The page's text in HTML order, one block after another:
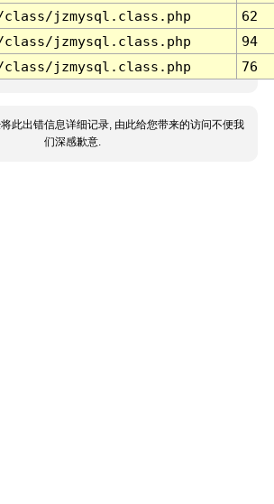
class/jzmysql.class.php
62
class/jzmysql.class.php
94
class/jzmysql.class.php 76
此出错信息详细记录, 由此给您带来的访问不便我
们深感歉意.